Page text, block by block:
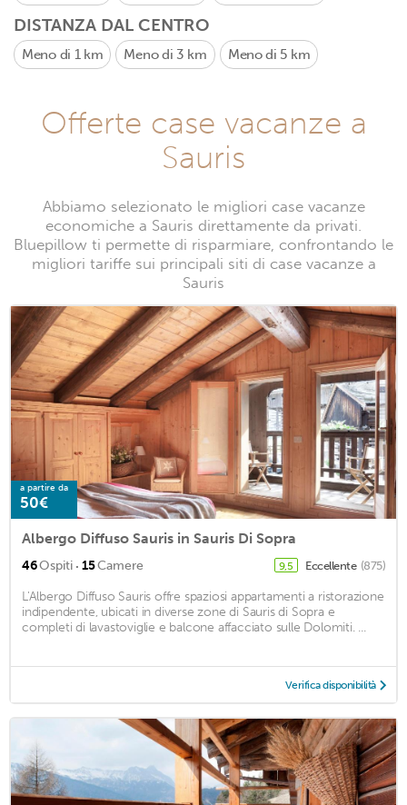
DISTANZA DAL CENTRO
Meno di 1 km Meno di 3 km Meno di 5 km
Offerte case vacanze a
Sauris
Abbiamo selezionato le migliori case vacanze
economiche a Sauris direttamente da privati.
Bluepillow ti permette di risparmiare, confrontando le
migliori tariffe sui principali siti di case vacanze a
Sauris
a partire da
50€
Albergo Diffuso Sauris in Sauris Di Sopra
46Ospiti · 15Camere 9,5 Eccellente (875)
L'Albergo Diffuso Sauris offre spaziosi appartamenti a ristorazione
indipendente, ubicati in diverse zone di Sauris di Sopra e
completi di lavastoviglie e balcone affacciato sulle Dolomiti. ...
Verifica disponibilità